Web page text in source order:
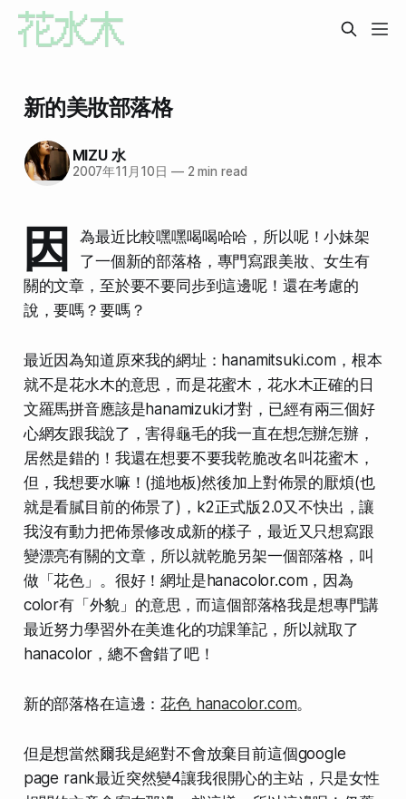
新的美妝部落格
MIZU 水
2007年11月10日 —2 min read
因
為最近比較嘿嘿喝喝哈哈，所以呢！小妹架
了一個新的部落格，專門寫跟美妝、女生有
關的文章，至於要不要同步到這邊呢！還在考慮的
說，要嗎？要嗎？
最近因為知道原來我的網址：hanamitsuki.com，根本
就不是花水木的意思，而是花蜜木，花水木正確的日
文羅馬拼音應該是hanamizuki才對，已經有兩三個好
心網友跟我說了，害得龜毛的我一直在想怎辦怎辦，
居然是錯的！我還在想要不要我乾脆改名叫花蜜木，
但，我想要水嘛！(搥地板)然後加上對佈景的厭煩(也
就是看膩目前的佈景了)，k2正式版2.0又不快出，讓
我沒有動力把佈景修改成新的樣子，最近又只想寫跟
變漂亮有關的文章，所以就乾脆另架一個部落格，叫
做「花色」。很好！網址是hanacolor.com，因為
color有「外貌」的意思，而這個部落格我是想專門講
最近努力學習外在美進化的功課筆記，所以就取了
hanacolor，總不會錯了吧！
新的部落格在這邊：花色 hanacolor.com。
但是想當然爾我是絕對不會放棄目前這個google
page rank最近突然變4讓我很開心的主站，只是女性